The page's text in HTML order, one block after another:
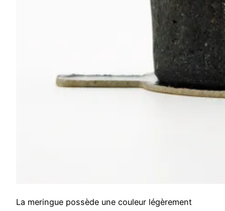
La meringue possède une couleur légèrement